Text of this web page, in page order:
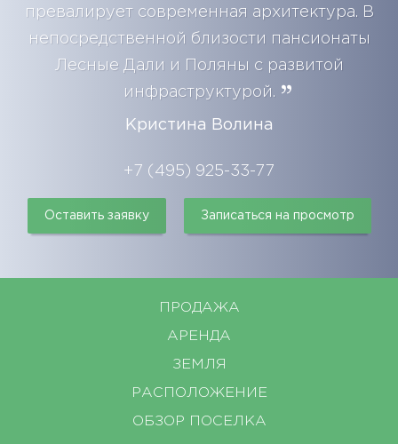
превалирует современная архитектура. В
непосредственной близости пансионаты
Лесные Дали и Поляны с развитой
инфраструктурой.
Кристина Волина
+7 (495) 925-33-77
Оставить заявку Записаться на просмотр
ПРОДАЖА
АРЕНДА
ЗЕМЛЯ
РАСПОЛОЖЕНИЕ
ОБЗОР ПОСЕЛКА